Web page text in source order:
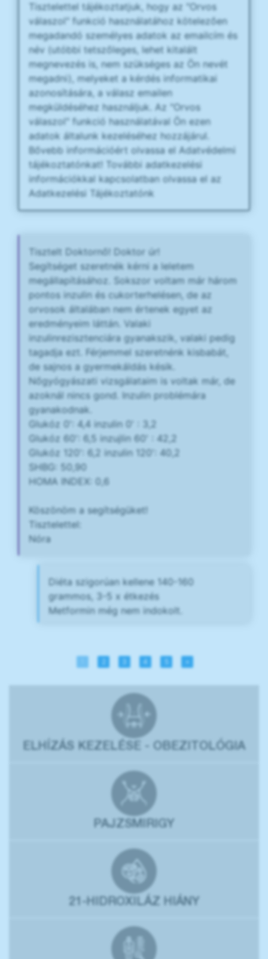
Tisztelettel tájékoztatjuk, hogy az "Orvos
válaszol" funkció használatához kötelezően
megadandó személyes adatok az emailcím és
név (utóbbi tetszőleges, lehet kitalált
megnevezés is, nem szükséges az Ön nevét
megadni), melyeket a kérdés informatikai
azonosítására, a válasz emailen
megküldéséhez használjuk. Az "Orvos
válaszol" funkció használatával Ön ezen
adatok általunk kezeléséhez hozzájárul.
Bővebb információért olvassa el Adatvédelmi
tájékoztatónkat! További adatkezelési
információkkal kapcsolatban olvassa el az
Adatkezelési Tájékoztatónk
Tisztelt Doktornő! Doktor úr!
Segítséget szeretnék kérni a leletem
megállapításához. Sokszor voltam már három
pontos inzulin és cukorterhelésen, de az
orvosok általában nem értenek egyet az
eredményeim láttán. Valaki
inzulinrezisztenciára gyanakszik, valaki pedig
tagadja ezt. Férjemmel szeretnénk kisbabát,
de sajnos a gyermekáldás késik.
Nőgyógyászati vizsgálataim is voltak már, de
azoknál nincs gond. Inzulin problémára
gyanakodnak.
Glukóz 0': 4,4 inzulin 0' : 3,2
Glukóz 60': 6,5 inzujlin 60' : 42,2
Glukóz 120': 6,2 inzulin 120': 40,2
SHBG: 50,90
HOMA INDEX: 0,6
Köszönöm a segítségüket!
Tisztelettel:
Nóra
Diéta szigorúan kellene 140-160
grammos, 3-5 x étkezés
Metformin még nem indokolt.
4 »
ELHÍZÁS KEZELÉSE - OBEZITOLÓGIA
PAJZSMIRIGY
21-HIDROXILÁZ HIÁNY